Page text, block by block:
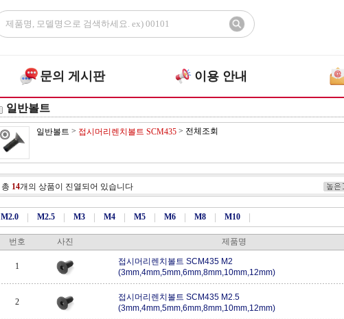
문의 게시판 이용 안내
일반볼트
일반볼트 > 접시머리렌치볼트 SCM435 > 전체조회
총 14개의 상품이 진열되어 있습니다
M2.0 M2.5 M3 M4 M5 M6 M8 M10
번호 사진 제품명
1
접시머리렌치볼트 SCM435 M2
(3mm,4mm,5mm,6mm,8mm,10mm,12mm)
2
접시머리렌치볼트 SCM435 M2.5
(3mm,4mm,5mm,6mm,8mm,10mm,12mm)